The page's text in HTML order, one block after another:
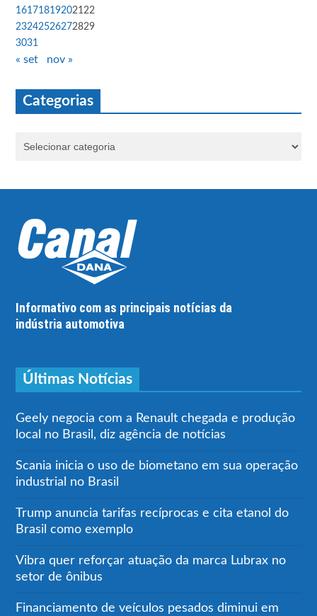
161718192021 22
23242526272829
3031
« set nov »
Categorias
Informativo com as principais notícias da
indústria automotiva
Últimas Notícias
Geely negocia com a Renault chegada e produção
local no Brasil, diz agência de notícias
Scania inicia o uso de biometano em sua operação
industrial no Brasil
Trump anuncia tarifas recíprocas e cita etanol do
Brasil como exemplo
Vibra quer reforçar atuação da marca Lubrax no
setor de ônibus
Financiamento de veículos pesados diminui em